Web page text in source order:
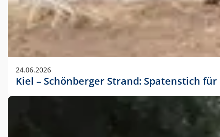
24.06.2026
Kiel – Schönberger Strand: Spatenstich